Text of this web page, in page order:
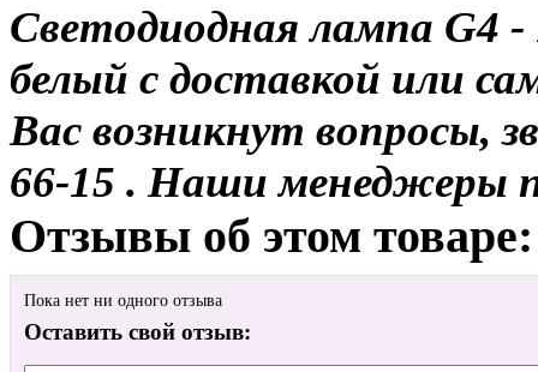
Светодиодная лампа G4
белый с доставкой или
Вас возникнут вопросы,
66-15 . Наши менеджеры
Отзывы об этом товаре:
Пока нет ни одного отзыва
Оставить свой отзыв: